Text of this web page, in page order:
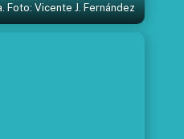
Foto: Vicente J. Fernández